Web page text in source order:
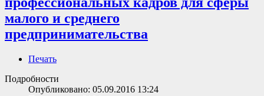
малого и среднего
предпринимательства
Печать
Подробности
Опубликовано: 05.09.2016 13:24